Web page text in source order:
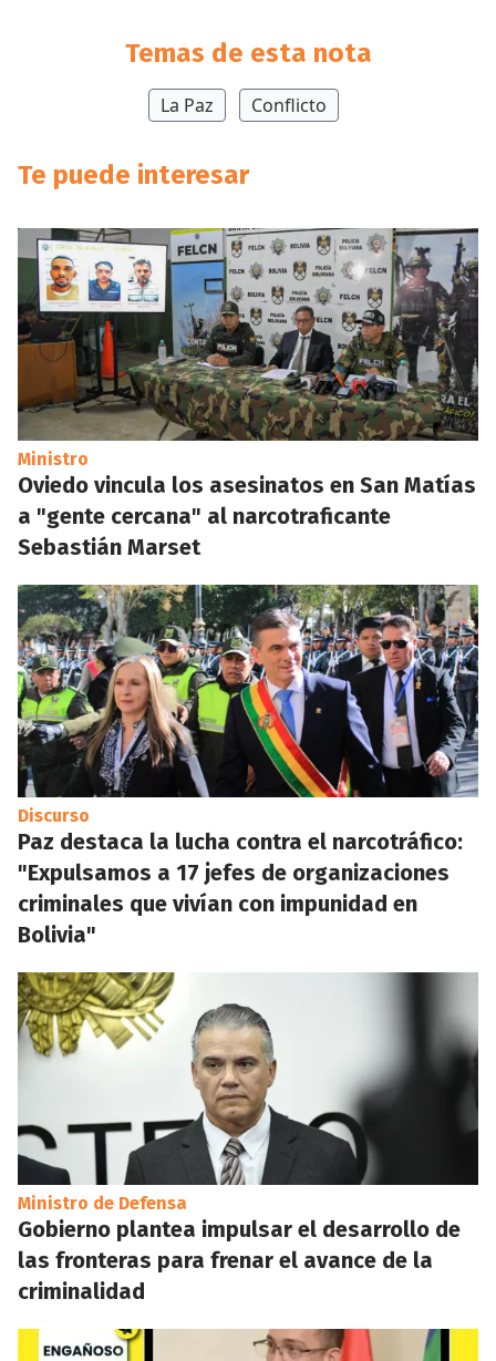
Temas de esta nota
La Paz Conflicto
Te puede interesar
Ministro
Oviedo vincula los asesinatos en San Matías
a "gente cercana" al narcotraficante
Sebastián Marset
Discurso
Paz destaca la lucha contra el narcotráfico:
"Expulsamos a 17 jefes de organizaciones
criminales que vivían con impunidad en
Bolivia"
Ministro de Defensa
Gobierno plantea impulsar el desarrollo de
las fronteras para frenar el avance de la
criminalidad